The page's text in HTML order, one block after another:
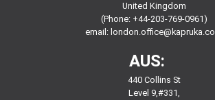
United Kingdom
(Phone: +44-203-769-0961)
email:
AUS:
440 Collins St
Level 9,#331,